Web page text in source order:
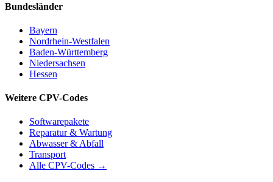
Bundesländer
Bayern
Nordrhein-Westfalen
Baden-Württemberg
Niedersachsen
Hessen
Weitere CPV-Codes
Softwarepakete
Reparatur & Wartung
Abwasser & Abfall
Transport
Alle CPV-Codes →